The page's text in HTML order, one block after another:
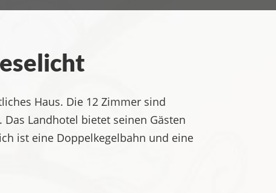
Haus. Die 12 Zimmer sind
Landhotel bietet seinen Gästen
ist eine Doppelkegelbahn und eine